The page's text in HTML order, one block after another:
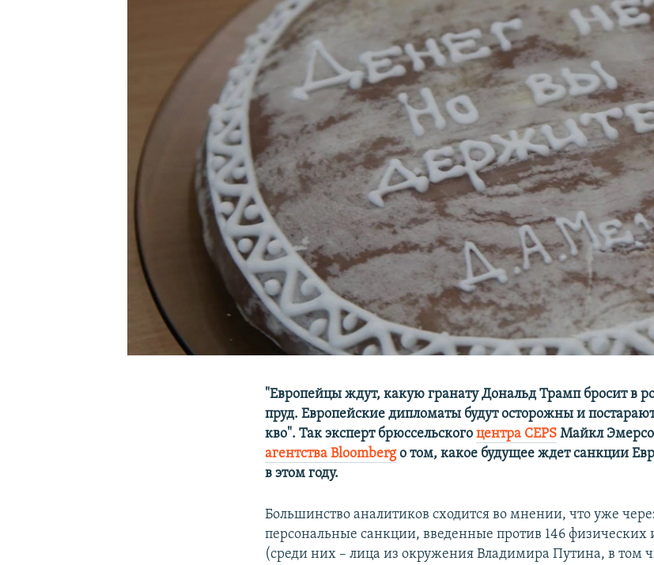
"Европейцы ждут, какую гранату Дональд Трамп бросит в
пруд. Европейские дипломаты будут осторожны и
кво". Так эксперт брюссельскогоцентра CEPS Майкл
агентства Bloombergо том, какое будущее ждет санкции
в этом году.
Большинство аналитиков сходится во мнении, что уже
персональные санкции, введенные против 146
(среди них – лица из окружения Владимира Путина, в том